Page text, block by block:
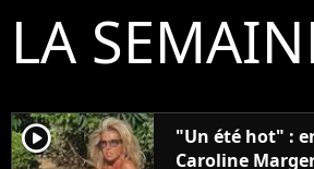
LA
player2
"Un été hot" :
Caroline